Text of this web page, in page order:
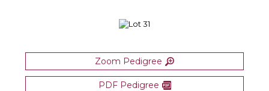
Zoom Pedigree
PDF Pedigree